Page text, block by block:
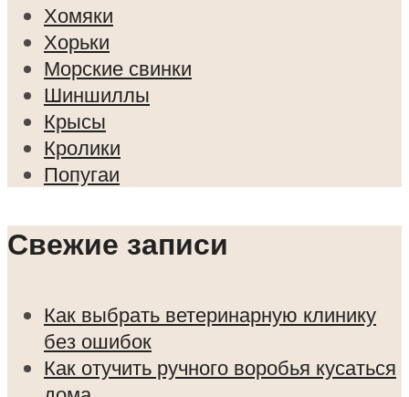
Хомяки
Хорьки
Морские свинки
Шиншиллы
Крысы
Кролики
Попугаи
Свежие записи
Как выбрать ветеринарную клинику
без ошибок
Как отучить ручного воробья кусаться